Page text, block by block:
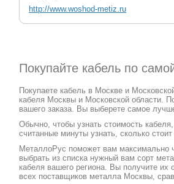
http://www.woshod-metiz.ru
Покупайте кабель по
Покупаете кабель в Москве и
кабеля Москвы и Московской области.
вашего заказа. Вы выберете самое
Обычно, чтобы узнать стоимость
считанные минуты узнать, сколько
МеталлоРус поможет вам максимально
выбрать из списка нужный вам сорт
кабеля вашего региона. Вы получите
всех поставщиков металла Москвы,